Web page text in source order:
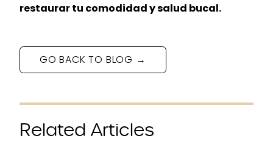
restaurar tu comodidad y salud bucal.
GO BACK TO BLOG →
Related Articles